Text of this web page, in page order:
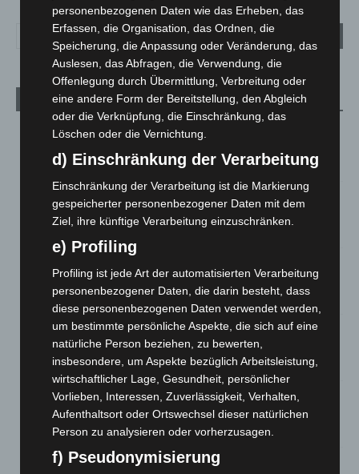
Aktuelle Beiträge
Niedersachsen: Feuerwehrkräfte kehren nach
7. August 2026
Hannover: Erste Tigermücken-Population in Niedersachsen
entdeckt
eingedämmt
6. August 2026
Region Hannover: 21 neue Notfallsanitäter starten beim
Roten Kreuz
5. August 2026
Mann läuft mit Hockeyschläger über A7 – Polizei sucht
Zeugen
5. August 2026
Celle: Mensch stirbt bei Bagger-Unfall auf Baustelle
personenbezogenen Daten wie das Erheben, das
Erfassen, die Organisation, das Ordnen, die
Speicherung, die Anpassung oder Veränderung, das
Auslesen, das Abfragen, die Verwendung, die
Offenlegung durch Übermittlung, Verbreitung oder
eine andere Form der Bereitstellung, den Abgleich
oder die Verknüpfung, die Einschränkung, das
Löschen oder die Vernichtung.
d) Einschränkung der Verarbeitung
Einschränkung der Verarbeitung ist die Markierung
gespeicherter personenbezogener Daten mit dem
Ziel, ihre künftige Verarbeitung einzuschränken.
e) Profiling
Profiling ist jede Art der automatisierten Verarbeitung
personenbezogener Daten, die darin besteht, dass
diese personenbezogenen Daten verwendet werden,
um bestimmte persönliche Aspekte, die sich auf eine
natürliche Person beziehen, zu bewerten,
insbesondere, um Aspekte bezüglich Arbeitsleistung,
wirtschaftlicher Lage, Gesundheit, persönlicher
Vorlieben, Interessen, Zuverlässigkeit, Verhalten,
Aufenthaltsort oder Ortswechsel dieser natürlichen
Person zu analysieren oder vorherzusagen.
f) Pseudonymisierung